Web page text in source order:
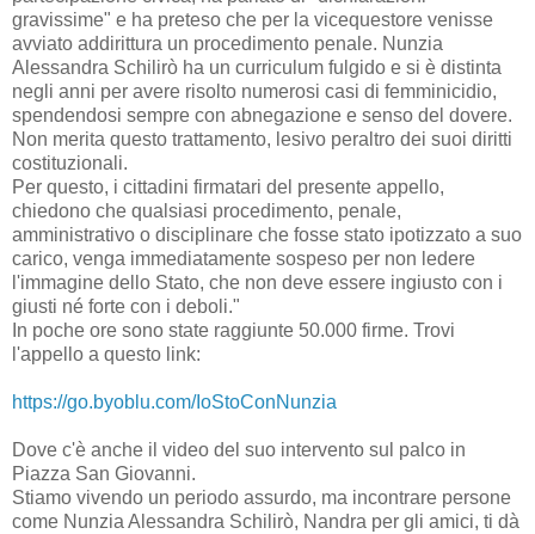
gravissime" e ha preteso che per la vicequestore venisse
avviato addirittura un procedimento penale. Nunzia
Alessandra Schilirò ha un curriculum fulgido e si è distinta
negli anni per avere risolto numerosi casi di femminicidio,
spendendosi sempre con abnegazione e senso del dovere.
Non merita questo trattamento, lesivo peraltro dei suoi diritti
costituzionali.
Per questo, i cittadini firmatari del presente appello,
chiedono che qualsiasi procedimento, penale,
amministrativo o disciplinare che fosse stato ipotizzato a suo
carico, venga immediatamente sospeso per non ledere
l'immagine dello Stato, che non deve essere ingiusto con i
giusti né forte con i deboli."
In poche ore sono state raggiunte 50.000 firme. Trovi
l'appello a questo link:
https://go.byoblu.com/IoStoConNunzia
Dove c'è anche il video del suo intervento sul palco in
Piazza San Giovanni.
Stiamo vivendo un periodo assurdo, ma incontrare persone
come Nunzia Alessandra Schilirò, Nandra per gli amici, ti dà